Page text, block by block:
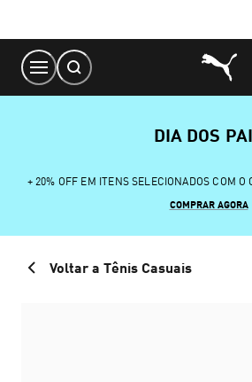
Content
DIA DOS
+ 20% OFF EM ITENS SELECIONADOS COM O
COMPRAR AGORA
Voltar a Tênis Casuais